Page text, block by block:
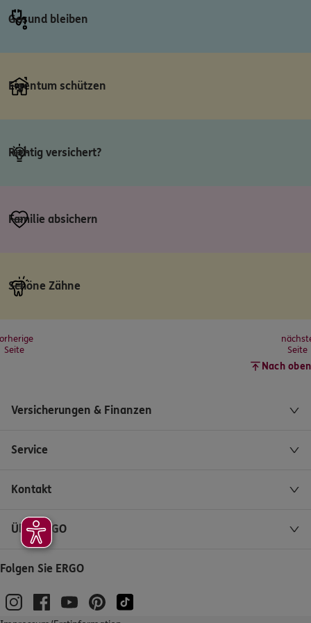
Gesund bleiben
Eigentum schützen
Richtig versichert?
Familie absichern
Schöne Zähne
Seite
Seite
Nach oben
Versicherungen & Finanzen
Service
Kontakt
Über ERGO
Folgen Sie ERGO